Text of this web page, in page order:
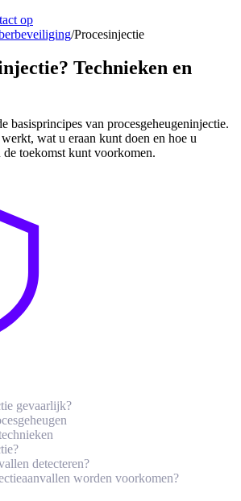
op
/Procesinjectie
Technieken en
basisprincipes van procesgeheugeninjectie.
wat u eraan kunt doen en hoe u
toekomst kunt voorkomen.
gevaarlijk?
detecteren?
worden voorkomen?